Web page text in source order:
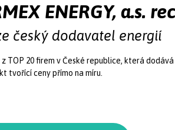
ENERGY, a.s.
český dodavatel energií
z TOP 20 firem v České republice, která
tvořící ceny přímo na míru.